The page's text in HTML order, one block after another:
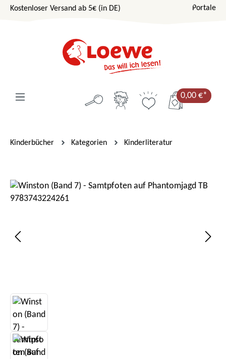
Zum Hauptinhalt springen
Kostenloser Versand ab 5€ (in DE) Portale
0,00 €*
Kinderbücher Kategorien Kinderliteratur
Bildergalerie überspringen